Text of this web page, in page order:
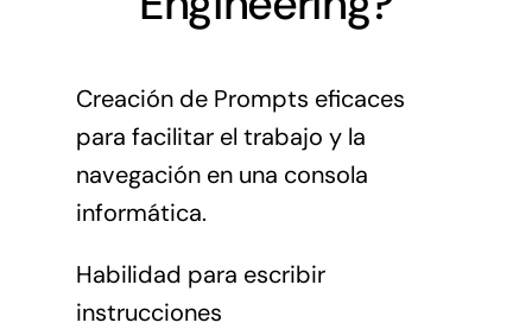
Creación de Prompts eficaces
para facilitar el trabajo y la
navegación en una consola
informática.
Habilidad para escribir
instrucciones